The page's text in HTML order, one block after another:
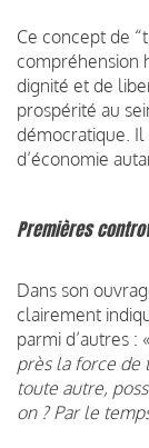
Ce concept de
compréhension
dignité et de
prospérité au
démocratique.
d’économie
Premières
Dans son
clairement
parmi d’autres : «
près la force de
toute autre,
on ? Par le